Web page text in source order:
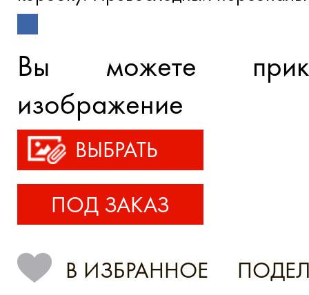
Вы можете
изображение
ВЫБРАТЬ
ПОД ЗАКАЗ
В ИЗБРАННОЕ